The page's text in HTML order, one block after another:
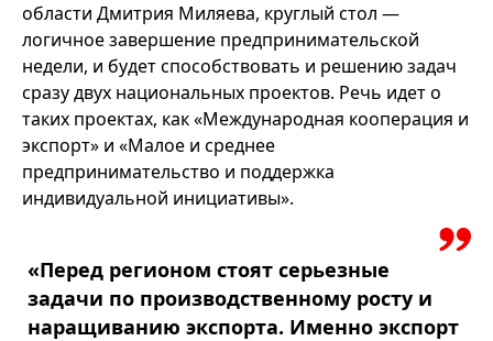
области Дмитрия Миляева, круглый стол —
логичное завершение предпринимательской
недели, и будет способствовать и решению задач
сразу двух национальных проектов. Речь идет о
таких проектах, как «Международная кооперация и
экспорт» и «Малое и среднее
предпринимательство и поддержка
индивидуальной инициативы».
«Перед регионом стоят серьезные
задачи по производственному росту и
наращиванию экспорта. Именно экспорт